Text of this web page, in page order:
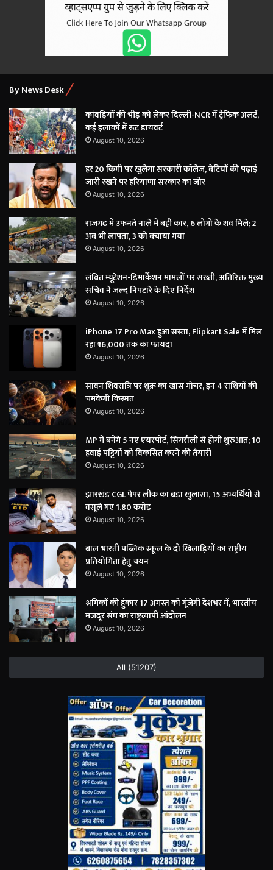
By News Desk
कांवड़ियों की भीड़ को लेकर दिल्ली-NCR में ट्रैफिक अलर्ट,
कई इलाकों में रूट डायवर्ट
August 10, 2026
हर 20 किमी पर खुलेगा सरकारी कॉलेज, बेटियों की पढ़ाई
जारी रखने पर हरियाणा सरकार का जोर
August 10, 2026
राजगढ़ में उफनते नाले में बही कार, 6 लोगों के शव मिले; 2
अब भी लापता, 3 को बचाया गया
August 10, 2026
लंबित म्यूटेशन-डिमार्केशन मामलों पर सख्ती, अतिरिक्त मुख्य
सचिव ने जल्द निपटारे के दिए निर्देश
August 10, 2026
iPhone 17 Pro Max हुआ सस्ता, Flipkart Sale में मिल
रहा ₹16,000 तक का फायदा
August 10, 2026
सावन शिवरात्रि पर शुक्र का खास गोचर, इन 4 राशियों की
चमकेगी किस्मत
August 10, 2026
MP में बनेंगे 5 नए एयरपोर्ट, सिंगरौली से होगी शुरुआत; 10
हवाई पट्टियों को विकसित करने की तैयारी
August 10, 2026
झारखंड CGL पेपर लीक का बड़ा खुलासा, 15 अभ्यर्थियों से
वसूले गए 1.80 करोड़
August 10, 2026
बाल भारती पब्लिक स्कूल के दो खिलाड़ियों का राष्ट्रीय
प्रतियोगिता हेतु चयन
August 10, 2026
श्रमिकों की हुंकार 17 अगस्त को गूंजेगी देशभर में, भारतीय
मजदूर संघ का राष्ट्रव्यापी आंदोलन
August 10, 2026
All (51207)